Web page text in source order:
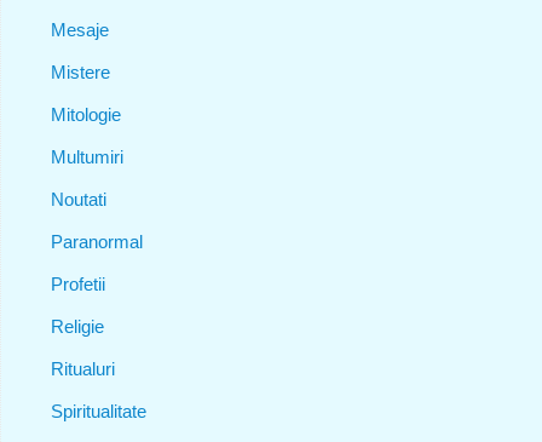
Mesaje
Mistere
Mitologie
Multumiri
Noutati
Paranormal
Profetii
Religie
Ritualuri
Spiritualitate